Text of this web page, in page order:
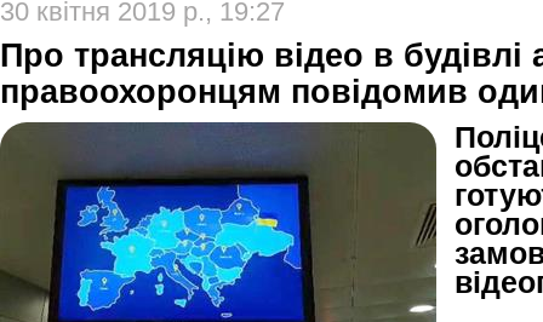
30 квітня 2019 р., 19:27
Про трансляцію відео в будівлі
правоохоронцям повідомив